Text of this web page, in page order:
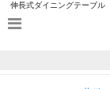
伸長式ダイニングテーブル